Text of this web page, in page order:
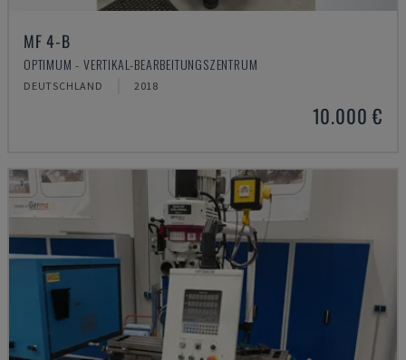
MF 4-B
OPTIMUM - VERTIKAL-BEARBEITUNGSZENTRUM
DEUTSCHLAND 2018
10.000 €